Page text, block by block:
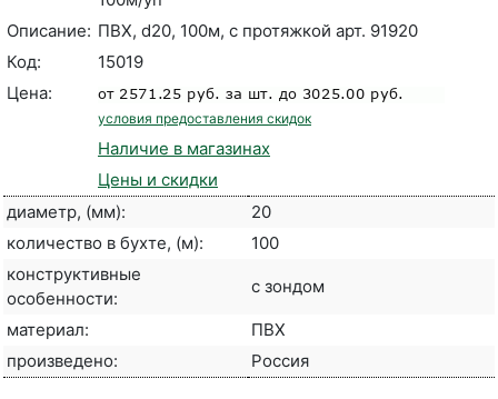
Описание: ПВХ, d20, 100м, с протяжкой арт. 91920
Код:
15019
Цена:
условия предоставления скидок
Наличие в магазинах
Цены и скидки
диаметр, (мм):
20
количество в бухте, (м):
100
конструктивные
особенности:
с зондом
материал:
ПВХ
произведено:
Россия